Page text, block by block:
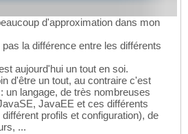
d'approximation dans mon
la différence entre les différents
aujourd'hui un tout en soi.
d'être un tout, au contraire c'est
un langage, de très nombreuses
JavaEE et ces différents
profils et configuration), de
...